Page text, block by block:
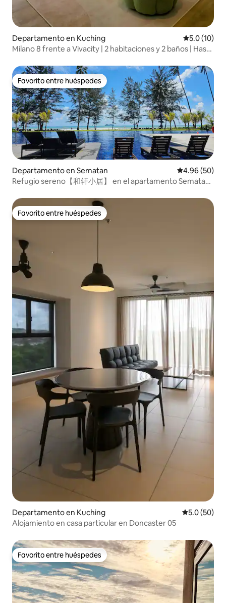
Departamento en Kuching Calificación
5.0 (10)
Milano 8 frente a Vivacity | 2 habitaciones y 2 baños | Hasta
Favorito entre huéspedes
Favorito entre huéspedes
Departamento en Sematan Calificación
4.96 (50)
Refugio sereno【和轩小居】 en el apartamento Sematan
Favorito entre huéspedes
Favorito entre huéspedes
Departamento en Kuching Calificación
5.0 (50)
Alojamiento en casa particular en Doncaster 05
Favorito entre huéspedes
Favorito entre huéspedes